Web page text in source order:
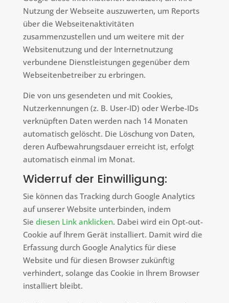
Nutzung der Webseite auszuwerten, um Reports
über die Webseitenaktivitäten
zusammenzustellen und um weitere mit der
Websitenutzung und der Internetnutzung
verbundene Dienstleistungen gegenüber dem
Webseitenbetreiber zu erbringen.
Die von uns gesendeten und mit Cookies,
Nutzerkennungen (z. B. User-ID) oder Werbe-IDs
verknüpften Daten werden nach 14 Monaten
automatisch gelöscht. Die Löschung von Daten,
deren Aufbewahrungsdauer erreicht ist, erfolgt
automatisch einmal im Monat.
Widerruf der Einwilligung:
Sie können das Tracking durch Google Analytics
auf unserer Website unterbinden, indem
Sie diesen Link anklicken. Dabei wird ein Opt-out-
Cookie auf Ihrem Gerät installiert. Damit wird die
Erfassung durch Google Analytics für diese
Website und für diesen Browser zukünftig
verhindert, solange das Cookie in Ihrem Browser
installiert bleibt.